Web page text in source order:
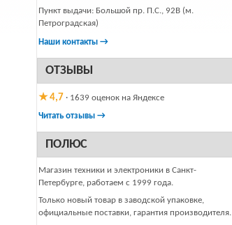
Пункт выдачи: Большой пр. П.С., 92В (м.
Петроградская)
Наши контакты →
ОТЗЫВЫ
★ 4,7 · 1639 оценок на Яндексе
Читать отзывы →
ПОЛЮС
Магазин техники и электроники в Санкт-
Петербурге, работаем с 1999 года.
Только новый товар в заводской упаковке,
официальные поставки, гарантия производителя.